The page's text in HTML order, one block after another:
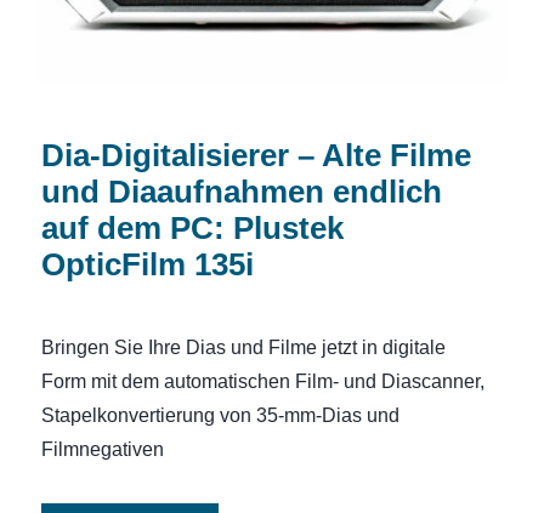
Dia-Digitalisierer – Alte Filme
und Diaaufnahmen endlich
auf dem PC: Plustek
OpticFilm 135i
Bringen Sie Ihre Dias und Filme jetzt in digitale
Form mit dem automatischen Film- und Diascanner,
Stapelkonvertierung von 35-mm-Dias und
Filmnegativen